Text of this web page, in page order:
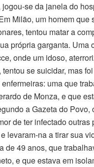
se da janela do
Milão, um homem que
tentou matar a
própria garganta. Uma
onde um idoso,
se suicidar, mas
uma que
de Monza, e que
a Gazeta do Povo,
de ter infectado outras
levaram-na a tirar sua
de 49 anos, que
e que estava em